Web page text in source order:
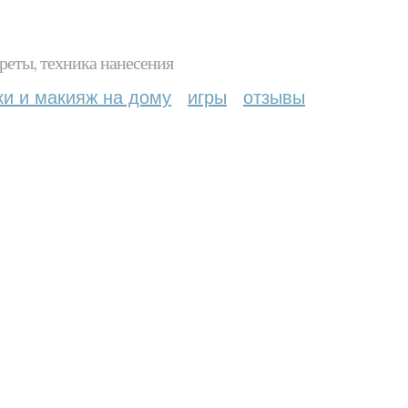
техника нанесения
и макияж на дому игры отзывы